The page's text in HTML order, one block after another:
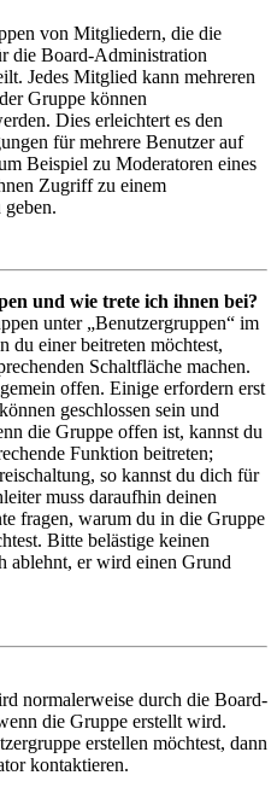
von Mitgliedern, die die
die Board-Administration
Jedes Mitglied kann mehreren
Gruppe können
Dies erleichtert es den
für mehrere Benutzer auf
Beispiel zu Moderatoren eines
Zugriff zu einem
und wie trete ich ihnen bei?
unter „Benutzergruppen“ im
du einer beitreten möchtest,
Schaltfläche machen.
offen. Einige erfordern erst
geschlossen sein und
die Gruppe offen ist, kannst du
Funktion beitreten;
so kannst du dich für
muss daraufhin deinen
fragen, warum du in die Gruppe
Bitte belästige keinen
ablehnt, er wird einen Grund
normalerweise durch die Board-
die Gruppe erstellt wird.
erstellen möchtest, dann
kontaktieren.